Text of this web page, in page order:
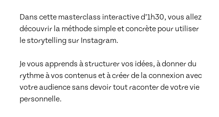
Dans cette masterclass interactive d’1h30, vous allez
découvrir la méthode simple et concrète pour utiliser
le storytelling sur Instagram.
Je vous apprends à structurer vos idées, à donner du
rythme à vos contenus et à créer de la connexion avec
votre audience sans devoir tout raconter de votre vie
personnelle.